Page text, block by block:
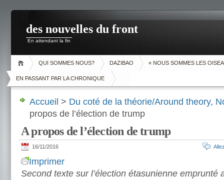
des nouvelles du front
En attendant la fin
QUI SOMMES NOUS? DAZIBAO « NOUS SOMMES LES
EN PASSANT PAR LA CHRONIQUE
Accueil > Du coté de la théorie/Around theory,
propos de l’élection de trump
A propos de l’élection de trump
16/11/2016
Imprimer
Second texte sur l’élection étasunienne emprunté